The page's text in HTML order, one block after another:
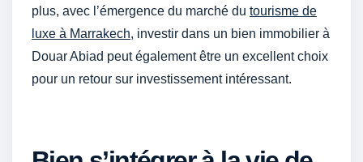
plus, avec l’émergence du marché du tourisme de
luxe à Marrakech, investir dans un bien immobilier à
Douar Abiad peut également être un excellent choix
pour un retour sur investissement intéressant.